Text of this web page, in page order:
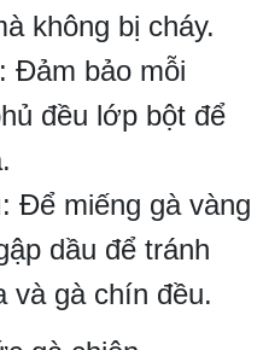
không bị cháy.
: Đảm bảo mỗi
đều lớp bột để
: Để miếng gà vàng
dầu để tránh
và gà chín đều.